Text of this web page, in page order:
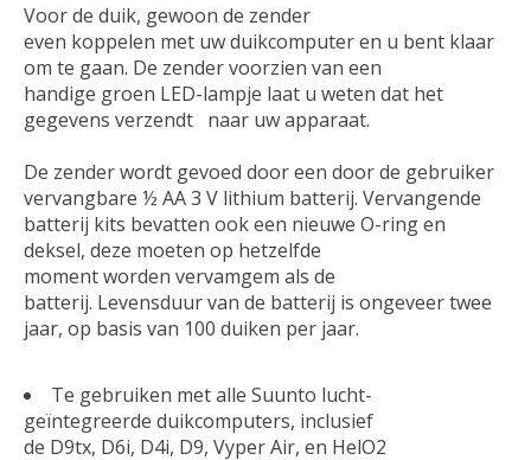
Voor de duik, gewoon de zender
even koppelen met uw duikcomputer en u bent klaar
om te gaan. De zender voorzien van een
handige groen LED-lampje laat u weten dat het
gegevens verzendt naar uw apparaat.
De zender wordt gevoed door een door de gebruiker
vervangbare ½ AA 3 V lithium batterij. Vervangende
batterij kits bevatten ook een nieuwe O-ring en
deksel, deze moeten op hetzelfde
moment worden vervamgem als de
batterij. Levensduur van de batterij is ongeveer twee
jaar, op basis van 100 duiken per jaar.
Te gebruiken met alle Suunto lucht-
geïntegreerde duikcomputers, inclusief
de D9tx, D6i, D4i, D9, Vyper Air, en HelO2